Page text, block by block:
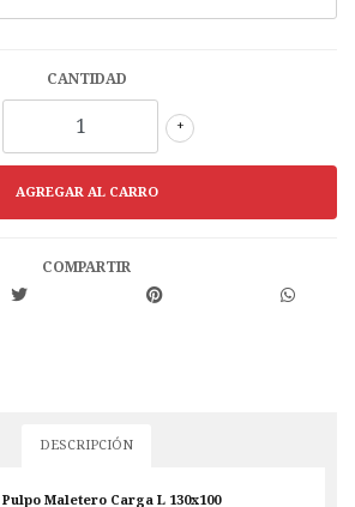
CANTIDAD
+
COMPARTIR
DESCRIPCIÓN
Maletero Carga L 130x100